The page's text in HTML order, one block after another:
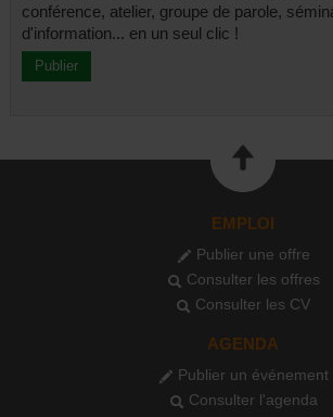
conférence, atelier, groupe de parole,
d'information... en un seul clic !
Publier
EMPLOI
Publier une offre
Consulter les offres
Consulter les CV
AGENDA
Publier un événement
Consulter l'agenda